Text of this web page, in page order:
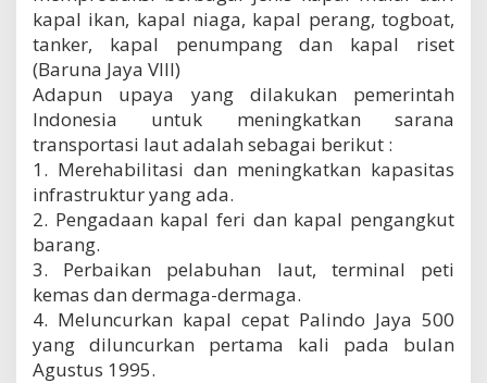
kapal ikan, kapal niaga, kapal perang, togboat,
tanker, kapal penumpang dan kapal riset
(Baruna Jaya VIII)
Adapun upaya yang dilakukan pemerintah
Indonesia untuk meningkatkan sarana
transportasi laut adalah sebagai berikut :
1. Merehabilitasi dan meningkatkan kapasitas
infrastruktur yang ada.
2. Pengadaan kapal feri dan kapal pengangkut
barang.
3. Perbaikan pelabuhan laut, terminal peti
kemas dan dermaga-dermaga.
4. Meluncurkan kapal cepat Palindo Jaya 500
yang diluncurkan pertama kali pada bulan
Agustus 1995.